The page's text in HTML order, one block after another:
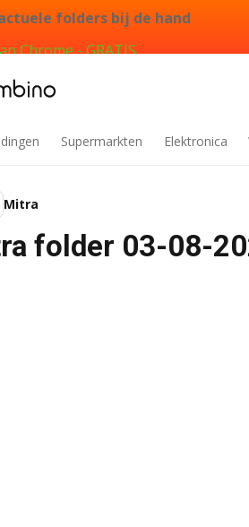
folders bij de hand
Chrome - GRATIS
Supermarkten Elektronica
Mitra
folder 03-08-